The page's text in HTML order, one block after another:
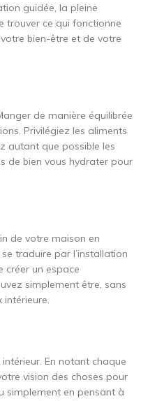
guidée, la pleine
trouver ce qui fonctionne
bien-être et de votre
de manière équilibrée
Privilégiez les aliments
autant que possible les
de bien vous hydrater pour
de votre maison en
traduire par l’installation
créer un espace
simplement être, sans
En notant chaque
vision des choses pour
simplement en pensant à